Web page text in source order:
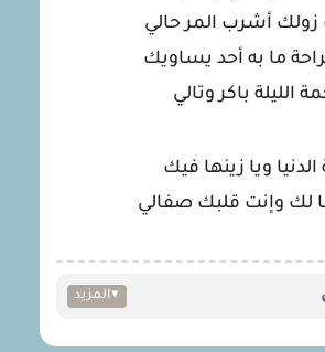
أشرب المر حالي
ما به أحد يساويك
الليلة باكر وتالي
الدنيا ويا زينها فيك
لك وإنت قلبك صفالي
▾المزيد